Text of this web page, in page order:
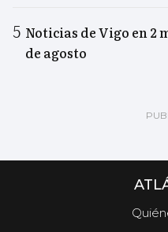
Noticias de Vigo en 2
de agosto